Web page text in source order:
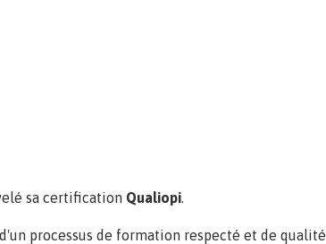
sa certification Qualiopi
processus de formation respecté et de qualité.